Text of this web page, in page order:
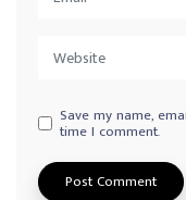
Save my name,
time I comment.